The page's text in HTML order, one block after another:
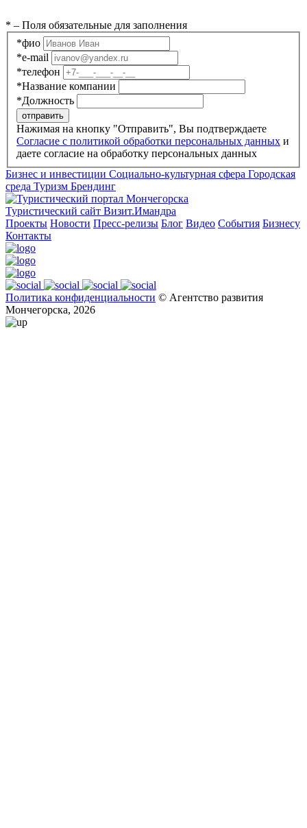
* – Поля обязательные для заполнения
*фио
*e-mail
*телефон
*Название компании
*Должность
отправить
Нажимая на кнопку "Отправить", Вы подтверждаете
Согласие с политикой обработки персональных данных и
даете согласие на обработку персональных данных
Бизнес и инвестиции Социально-культурная сфера Городская
среда Туризм Брендинг
Туристический сайт Визит.Имандра
Проекты Новости Пресс-релизы Блог Видео События Бизнесу
Контакты
Политика конфиденциальности © Агентство развития
Мончегорска, 2026